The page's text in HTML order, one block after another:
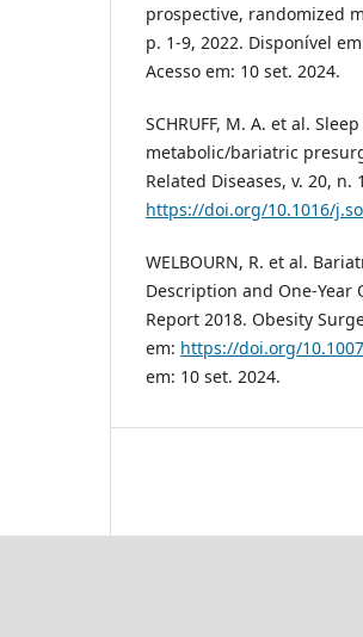
prospective, randomized
p. 1-9, 2022. Disponível
Acesso em: 10 set. 2024.
SCHRUFF, M. A. et al.
metabolic/bariatric
Related Diseases, v. 20,
https://doi.org/10.1016/
WELBOURN, R. et al.
Description and One-Year
Report 2018. Obesity
em: https://doi.org/
em: 10 set. 2024.